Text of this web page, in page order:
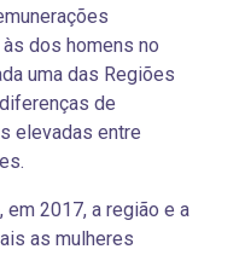
dos homens no
uma das Regiões
de
elevadas entre
em 2017, a região e a
as mulheres